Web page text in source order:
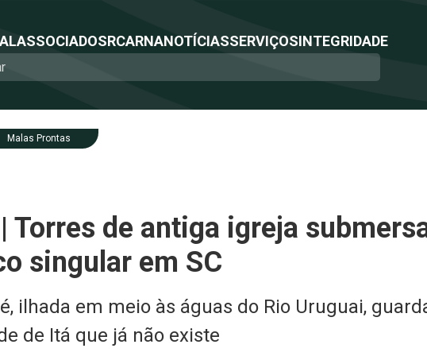
ASSOCIADOSRCARNANOTÍCIASSERVIÇOSINTEGRIDADE
Malas Prontas
Torres de antiga igreja
singular em SC
ilhada em meio às águas do Rio Uruguai,
de Itá que já não existe